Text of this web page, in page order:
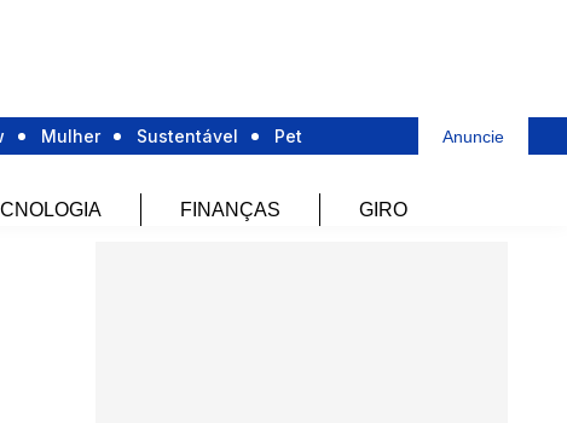
Mulher Sustentável Pet Anuncie
FINANÇAS GIRO